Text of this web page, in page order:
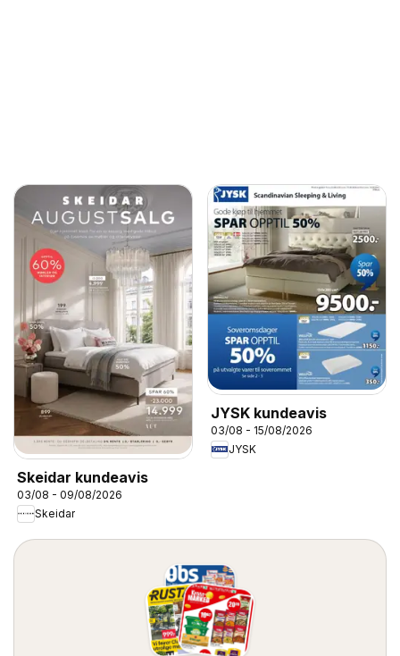
Skeidar kundeavis
03/08 - 09/08/2026
Skeidar
JYSK kundeavis
03/08 - 15/08/2026
JYSK